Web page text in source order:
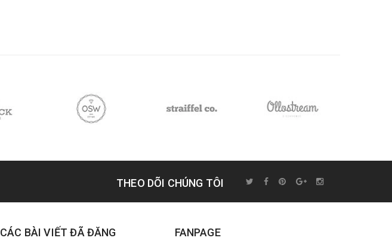
THEO DÕI CHÚNG TÔI
CÁC BÀI VIẾT ĐÃ ĐĂNG FANPAGE